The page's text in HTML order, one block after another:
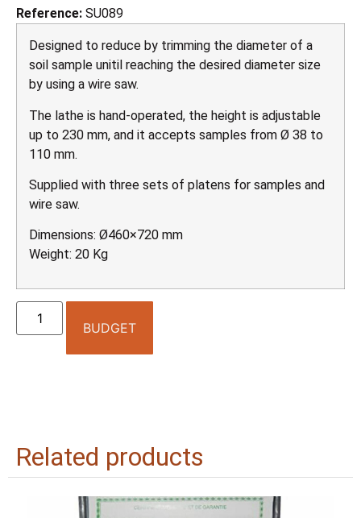
Reference: SU089
Designed to reduce by trimming the diameter of a
soil sample unitil reaching the desired diameter size
by using a wire saw.
The lathe is hand-operated, the height is adjustable
up to 230 mm, and it accepts samples from Ø 38 to
110 mm.
Supplied with three sets of platens for samples and
wire saw.
Dimensions: Ø460×720 mm
Weight: 20 Kg
BUDGET
Related products